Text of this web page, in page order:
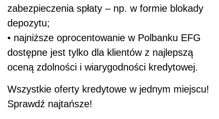
zabezpieczenia spłaty – np. w formie blokady
depozytu;
• najniższe oprocentowanie w Polbanku EFG
dostępne jest tylko dla klientów z najlepszą
oceną zdolności i wiarygodności kredytowej.
Wszystkie oferty kredytowe w jednym miejscu!
Sprawdź najtańsze!